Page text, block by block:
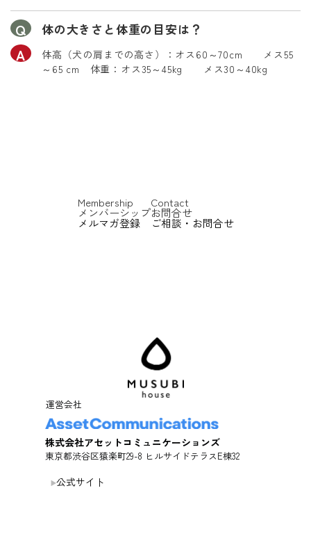
体の大きさと体重の目安は？
体高（犬の肩までの高さ）：オス60～70cm メス55
～65 cm 体重：オス35～45kg メス30～40kg
Membership
メンバーシップ
メルマガ登録
Contact
お問合せ
ご相談・お問合せ
運営会社
株式会社アセットコミュニケーションズ
東京都渋谷区猿楽町29-8 ヒルサイドテラスE棟32
公式サイト